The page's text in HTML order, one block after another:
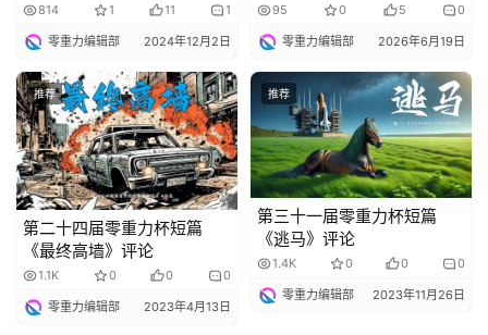
814 1 11 1
零重力编辑部 2024年12月2日
95 0 5 0
零重力编辑部 2026年6月19日
推荐
第二十四届零重力杯短篇
《最终高墙》评论
1.1K 0 0 0
零重力编辑部 2023年4月13日
推荐
第三十一届零重力杯短篇
《逃马》评论
1.4K 0 0 0
零重力编辑部 2023年11月26日